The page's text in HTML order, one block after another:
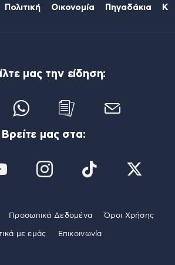
Πολιτική Οικονομία Πηγαδάκια
μας την είδηση:
Βρείτε μας στα:
Προσωπικά Δεδομένα Όροι Χρήσης
με εμάς Επικοινωνία